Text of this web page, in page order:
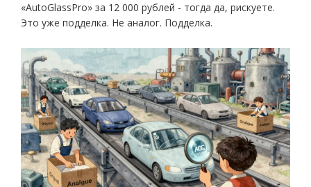
«AutoGlassPro» за 12 000 рублей - тогда да, рискуете.
Это уже подделка. Не аналог. Подделка.